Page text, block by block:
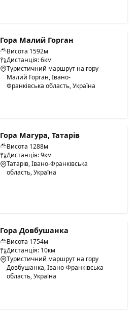
Гора Малий Горган
Висота 1592м
Дистанція: 6км
Туристичний маршрут на гору
Малий Горган, Івано-
Франківська область, Україна
Гора Магура, Татарів
Висота 1288м
Дистанція: 9км
Татарів, Івано-Франківська
область, Україна
Гора Довбушанка
Висота 1754м
Дистанція: 10км
Туристичний маршрут на гору
Довбушанка, Івано-Франківська
область, Україна